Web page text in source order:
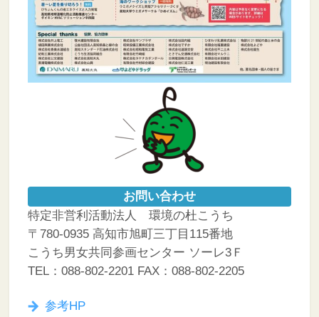
お問い合わせ
特定非営利活動法人 環境の杜こうち
〒780-0935 高知市旭町三丁目115番地
こうち男女共同参画センター ソーレ3Ｆ
TEL：088-802-2201 FAX：088-802-2205
参考HP